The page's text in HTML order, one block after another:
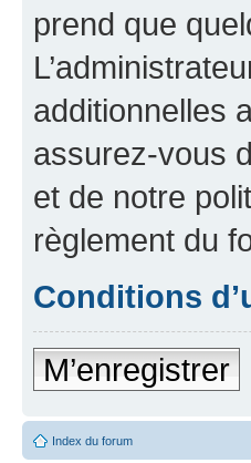
prend que
additionnelles
assurez-vous
et de notre
règlement du
Conditions
M’enregistrer
Index du forum